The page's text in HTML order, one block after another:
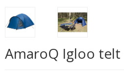
AmaroQ Igloo telt